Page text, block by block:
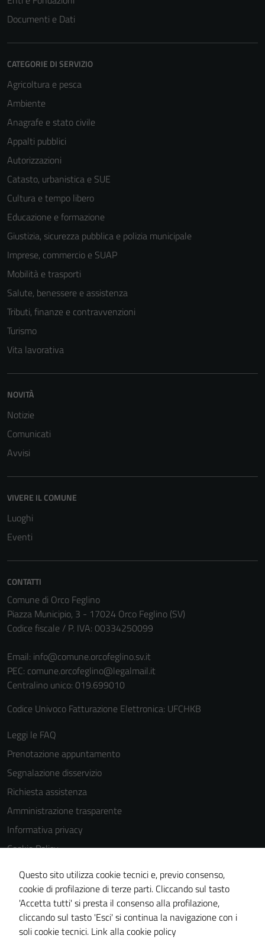
Documenti e Dati
CATEGORIE DI SERVIZIO
Agricoltura e pesca
Ambiente
Anagrafe e stato civile
Appalti pubblici
Autorizzazioni
Catasto, urbanistica e SUE
Cultura e tempo libero
Educazione e formazione
Giustizia, sicurezza pubblica e polizia municipale
Imprese, commercio e SUAP
Mobilità e trasporti
Salute, benessere e assistenza
Tributi, finanze e contravvenzioni
Turismo
Vita lavorativa
NOVITÀ
Notizie
Comunicati
Avvisi
VIVERE IL COMUNE
Luoghi
Eventi
CONTATTI
Comune di Orco Feglino
Piazza Municipio, 3 - 17024 Orco Feglino (SV)
Codice fiscale / P. IVA: 00334250099
Email: info@comune.orcofeglino.sv.it
PEC: comune.orcofeglino@legalmail.it
Centralino unico: 019.699010
Codice Univoco Fatturazione Elettronica: UFCHKB
Leggi le FAQ
Prenotazione appuntamento
Segnalazione disservizio
Richiesta assistenza
Amministrazione trasparente
Informativa privacy
Cookie Policy
Note legali
Dichiarazione di accessibilità
Piano di miglioramento del sito
Statistiche sito web
Questo sito utilizza cookie tecnici e, previo consenso,
cookie di profilazione di terze parti. Cliccando sul tasto
'Accetta tutti' si presta il consenso alla profilazione,
cliccando sul tasto 'Esci' si continua la navigazione con i
soli cookie tecnici. Link alla cookie policy
Questi cookie